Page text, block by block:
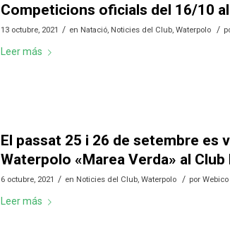
Competicions oficials del 16/10
13 octubre, 2021 / en Natació, Noticies del Club,Waterpolo /
Leer más
El passat 25 i 26 de setembre es
Waterpolo «Marea Verda» al
6 octubre, 2021 / en Noticies del Club ,Waterpolo / porWebico
Leer más